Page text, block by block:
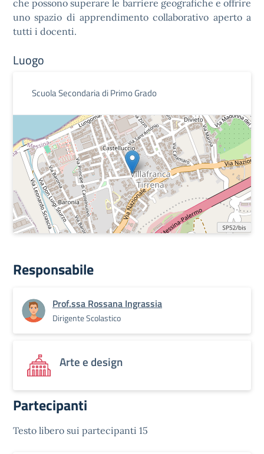
che possono superare le barriere geografiche e offrire
uno spazio di apprendimento collaborativo aperto a
tutti i docenti.
Luogo
Scuola Secondaria di Primo Grado
Responsabile
Prof.ssa Rossana Ingrassia
Dirigente Scolastico
Arte e design
Partecipanti
Testo libero sui partecipanti 15